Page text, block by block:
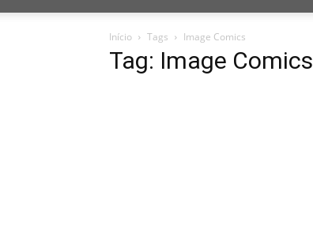
Início Tags Image Comics
Tag: Image Comics